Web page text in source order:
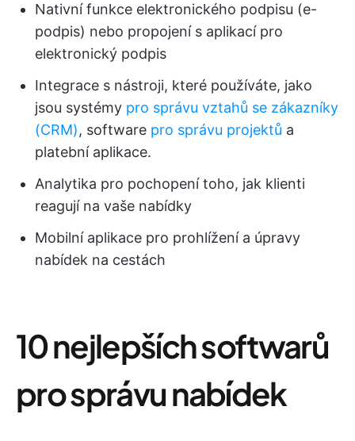
Nativní funkce elektronického podpisu (e-
podpis) nebo propojení s aplikací pro
elektronický podpis
Integrace s nástroji, které používáte, jako
jsou systémy pro správu vztahů se zákazníky
(CRM), software pro správu projektů a
platební aplikace.
Analytika pro pochopení toho, jak klienti
reagují na vaše nabídky
Mobilní aplikace pro prohlížení a úpravy
nabídek na cestách
10 nejlepších softwarů
pro správu nabídek